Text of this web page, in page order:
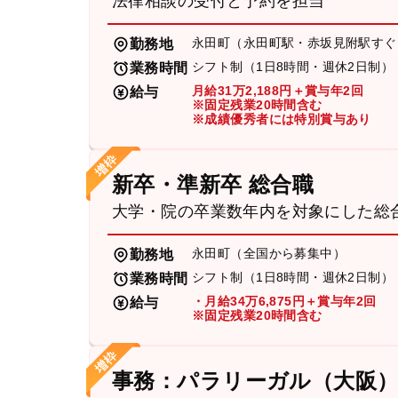
勤務地 永田町（永田町駅・赤坂見附駅すぐ
業務時間 シフト制（1日8時間・週休2日制）
給与
月給31万2,188円＋賞与年2回
※固定残業20時間含む
※成績優秀者には特別賞与あり
新卒・準新卒 総合職
大学・院の卒業数年内を対象にした総
勤務地 永田町（全国から募集中）
業務時間 シフト制（1日8時間・週休2日制）
給与
・月給34万6,875円＋賞与年2回
※固定残業20時間含む
事務：パラリーガル（大阪）